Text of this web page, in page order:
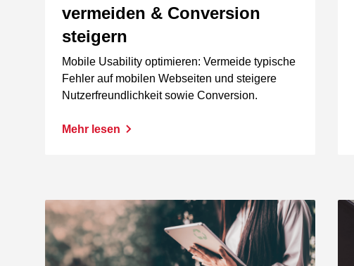
vermeiden & Conversion
steigern
Mobile Usability optimieren: Vermeide typische
Fehler auf mobilen Webseiten und steigere
Nutzerfreundlichkeit sowie Conversion.
Mehr lesen